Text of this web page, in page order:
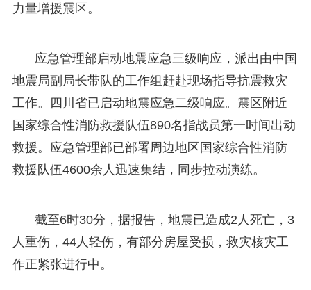
力量增援震区。
应急管理部启动地震应急三级响应，派出由中国
地震局副局长带队的工作组赶赴现场指导抗震救灾
工作。四川省已启动地震应急二级响应。震区附近
国家综合性消防救援队伍890名指战员第一时间出动
救援。应急管理部已部署周边地区国家综合性消防
救援队伍4600余人迅速集结，同步拉动演练。
截至6时30分，据报告，地震已造成2人死亡，3
人重伤，44人轻伤，有部分房屋受损，救灾核灾工
作正紧张进行中。